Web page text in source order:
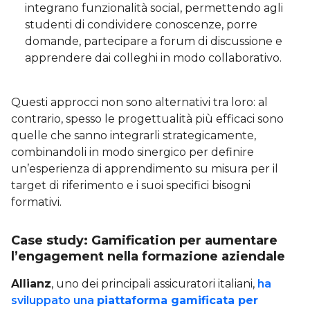
integrano funzionalità social, permettendo agli
studenti di condividere conoscenze, porre
domande, partecipare a forum di discussione e
apprendere dai colleghi in modo collaborativo.
Questi approcci non sono alternativi tra loro: al
contrario, spesso le progettualità più efficaci sono
quelle che sanno integrarli strategicamente,
combinandoli in modo sinergico per definire
un’esperienza di apprendimento su misura per il
target di riferimento e i suoi specifici bisogni
formativi.
Case study: Gamification per aumentare
l’engagement nella formazione aziendale
Allianz, uno dei principali assicuratori italiani, ha
sviluppato una piattaforma gamificata per